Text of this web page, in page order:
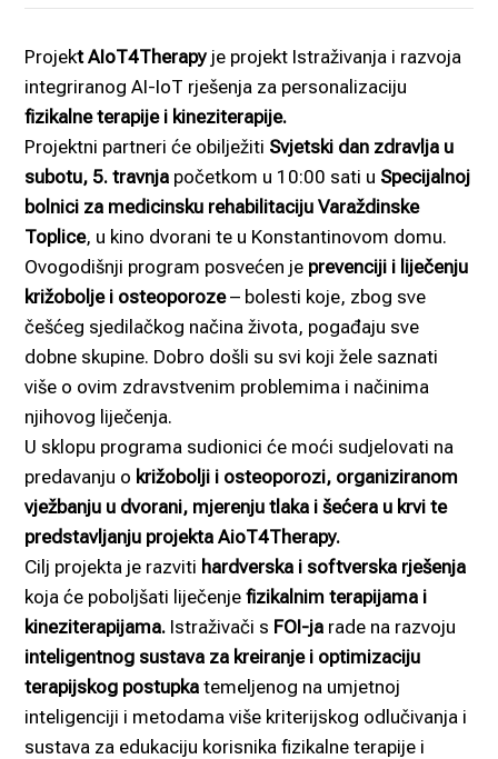
Link
Reddit
Projekt AIoT4Therapy je projekt Istraživanja i razvoja
integriranog AI-IoT rješenja za personalizaciju
fizikalne terapije i kineziterapije.
Projektni partneri će obilježiti Svjetski dan zdravlja u
subotu, 5. travnja početkom u 10:00 sati u Specijalnoj
bolnici za medicinsku rehabilitaciju Varaždinske
Toplice, u kino dvorani te u Konstantinovom domu.
Ovogodišnji program posvećen je prevenciji i liječenju
križobolje i osteoporoze– bolesti koje, zbog sve
češćeg sjedilačkog načina života, pogađaju sve
dobne skupine. Dobro došli su svi koji žele saznati
više o ovim zdravstvenim problemima i načinima
njihovog liječenja.
U sklopu programa sudionici će moći sudjelovati na
predavanju o križobolji i osteoporozi, organiziranom
vježbanju u dvorani, mjerenju tlaka i šećera u krvi te
predstavljanju projekta AioT4Therapy.
Cilj projekta je razviti hardverska i softverska rješenja
koja će poboljšati liječenje fizikalnim terapijama i
kineziterapijama. Istraživači s FOI-ja rade na razvoju
inteligentnog sustava za kreiranje i optimizaciju
terapijskog postupka temeljenog na umjetnoj
inteligenciji i metodama više kriterijskog odlučivanja i
sustava za edukaciju korisnika fizikalne terapije i